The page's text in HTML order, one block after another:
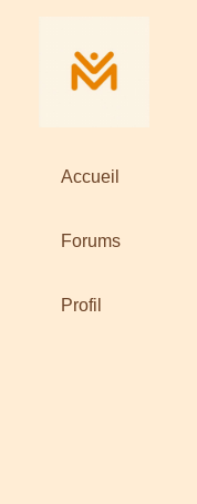
Accueil
Forums
Profil